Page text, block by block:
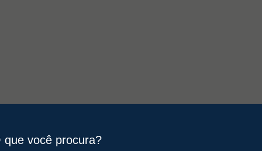
que você procura?